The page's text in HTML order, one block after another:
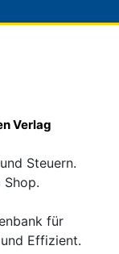
Verlag
Steuern.
Shop.
für
Effizient.